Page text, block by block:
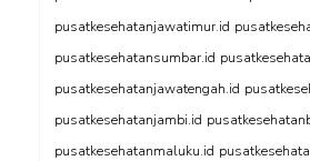
pusatkesehatanjawatimur.id
pusatkesehatansumbar.id
pusatkesehatanjawatengah.id
pusatkesehatanjambi.id
pusatkesehatanmaluku.id